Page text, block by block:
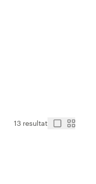
13 resultat